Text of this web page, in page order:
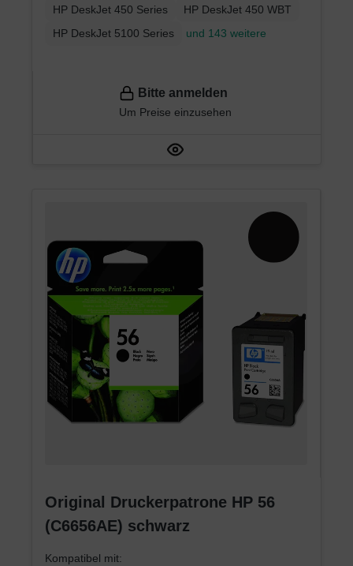
HP DeskJet 450 Series
HP DeskJet 450 WBT
HP DeskJet 5100 Series
und 143 weitere
Bitte anmelden
Um Preise einzusehen
Original Druckerpatrone HP 56
(C6656AE) schwarz
Kompatibel mit: